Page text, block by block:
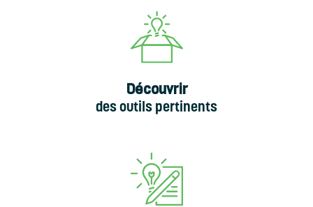
Découvrir
des outils pertinents